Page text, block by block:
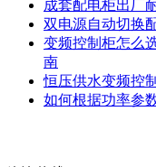
成套配电柜出厂
双电源自动切换
变频控制柜怎么
南
恒压供水变频控
如何根据功率参